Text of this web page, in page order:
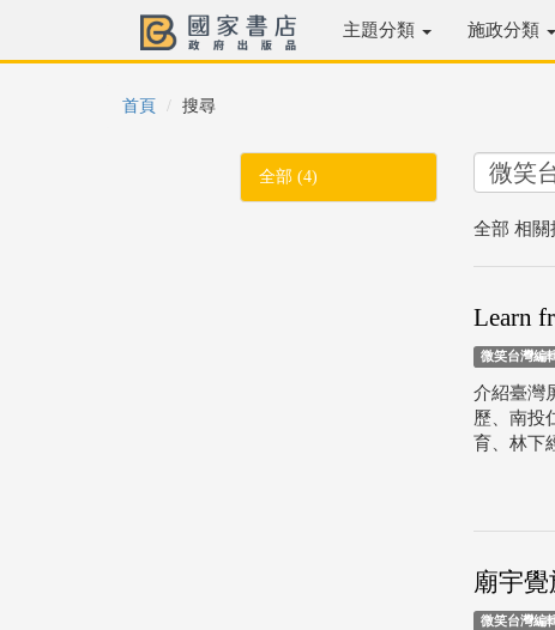
主題分類 施政分類
首頁 搜尋
全部 (4)
全部 相關
Learn
微笑台灣編
介紹臺灣
歷、南投
育、林下
廟宇
微笑台灣編